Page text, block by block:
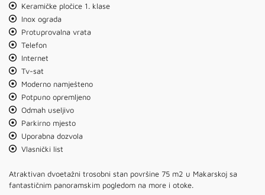
Keramičke pločice 1. klase
Inox ograda
Protuprovalna vrata
Telefon
Internet
Tv-sat
Moderno namješteno
Potpuno opremljeno
Odmah useljivo
Parkirno mjesto
Uporabna dozvola
Vlasnički list
Atraktivan dvoetažni trosobni stan površine 75 m2 u Makarskoj sa
fantastičnim panoramskim pogledom na more i otoke.